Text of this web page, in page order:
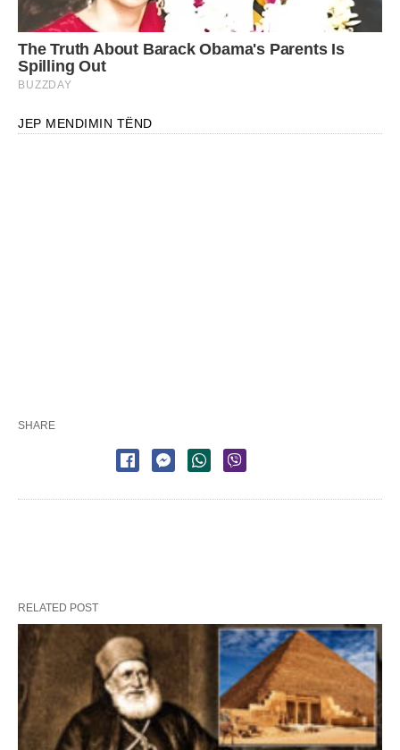
JEP MENDIMIN TËND
SHARE
RELATED POST